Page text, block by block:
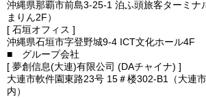
沖縄県那覇市前島3-25-1 泊ふ頭旅客ターミナ
まりん2F）
[ 石垣オフィス ]
沖縄県石垣市字登野城9-4 ICT文化ホール4F
■　グループ会社
[ 夢創信息(大連)有限公司 (DAチャイナ) ]
大連市軟件園東路23号 15＃楼302-B1（大連
内）